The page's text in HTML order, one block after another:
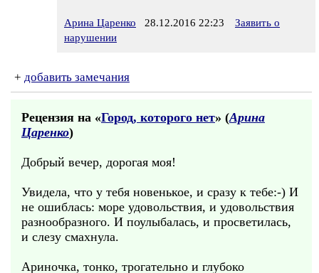
Арина Царенко 28.12.2016 22:23
Заявить о
нарушении
+ добавить замечания
Рецензия на «Город, которого нет» (Арина
Царенко)
Добрый вечер, дорогая моя!
Увидела, что у тебя новенькое, и сразу к тебе:-) И
не ошиблась: море удовольствия, и удовольствия
разнообразного. И поулыбалась, и просветилась,
и слезу смахнула.
Ариночка, тонко, трогательно и глубоко